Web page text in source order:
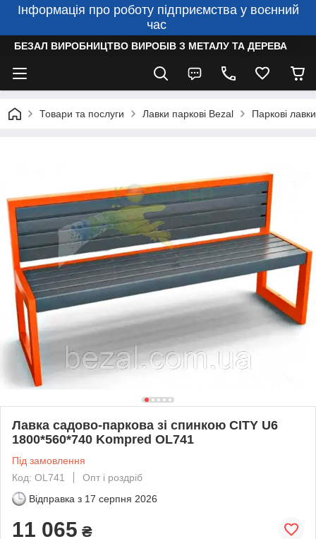
Інформація про роботу підприємства у воєнний
час
БЕЗАЛ ВИРОБНИЦТВО ВИРОБІВ З МЕТАЛУ ТА ДЕРЕВА
Товари та послуги Лавки паркові Bezal Паркові
Лавка садово-паркова зі спинкою CITY U6
1800*560*740 Kompred OL741
Під замовлення
Код: OL741
Опт і роздріб
Відправка з 17 серпня 2026
11 065 ₴